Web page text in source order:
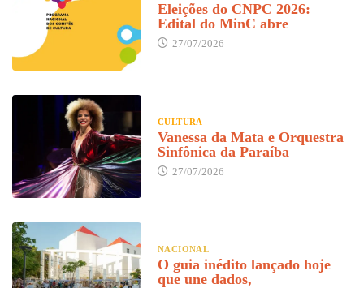
Eleições do CNPC 2026:
Edital do MinC abre
27/07/2026
CULTURA
Vanessa da Mata e Orquestra
Sinfônica da Paraíba
27/07/2026
NACIONAL
O guia inédito lançado hoje
que une dados,